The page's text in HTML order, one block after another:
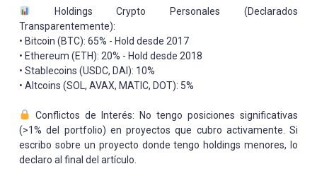
Holdings Crypto Personales (Declarados
Transparentemente):
• Bitcoin (BTC): 65% - Hold desde 2017
• Ethereum (ETH): 20% - Hold desde 2018
• Stablecoins (USDC, DAI): 10%
• Altcoins (SOL, AVAX, MATIC, DOT): 5%
Conflictos de Interés: No tengo posiciones significativas
(>1% del portfolio) en proyectos que cubro activamente. Si
escribo sobre un proyecto donde tengo holdings menores, lo
declaro al final del artículo.